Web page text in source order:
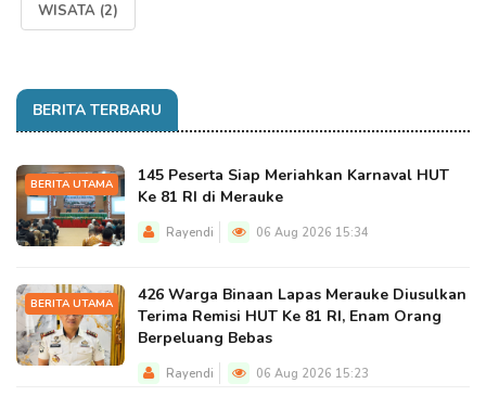
WISATA (2)
BERITA TERBARU
BERITA UTAMA
145 Peserta Siap Meriahkan Karnaval HUT
Ke 81 RI di Merauke
Rayendi 06 Aug 2026 15:34
BERITA UTAMA
426 Warga Binaan Lapas Merauke Diusulkan
Terima Remisi HUT Ke 81 RI, Enam Orang
Berpeluang Bebas
Rayendi 06 Aug 2026 15:23